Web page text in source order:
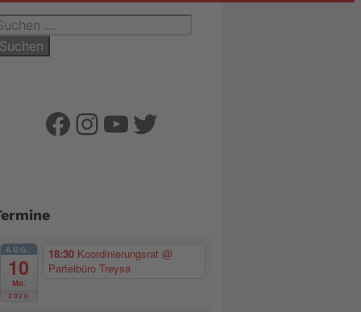
Facebook
Instagram
YouTube
Twitter
AUG.
10
Mo.
2026
18:30 Koordinierungsrat @
Parteibüro Treysa